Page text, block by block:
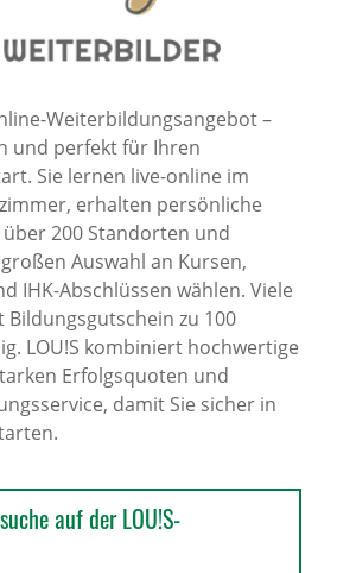
Weiterbildungsangebot –
und perfekt für Ihren
Sie lernen live-online im
erhalten persönliche
200 Standorten und
Auswahl an Kursen,
IHK-Abschlüssen wählen. Viele
zu 100
LOU!S kombiniert hochwertige
Erfolgsquoten und
damit Sie sicher in
auf der LOU!S-